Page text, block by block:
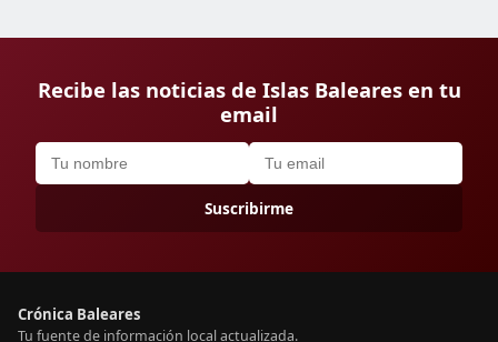
Recibe las noticias de Islas Baleares en tu
email
Suscribirme
Crónica Baleares
Tu fuente de información local actualizada.